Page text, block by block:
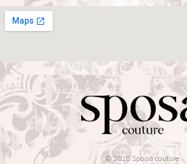
© 2025 Sposa couture